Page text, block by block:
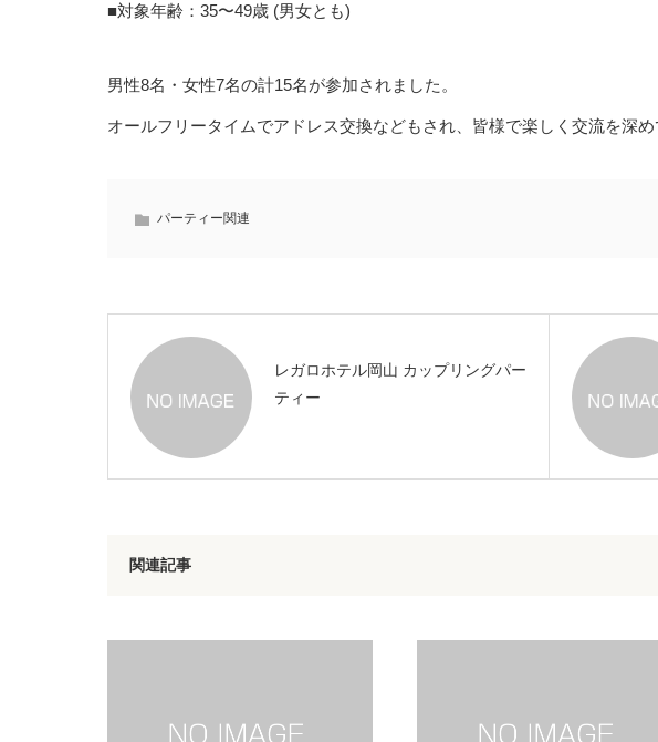
■対象年齢：35〜49歳 (男女とも)
男性8名・女性7名の計15名が参加されました。
オールフリータイムでアドレス交換などもされ、皆様で楽しく交流を深め
パーティー関連
レガロホテル岡山 カップリングパー
ティー
関連記事